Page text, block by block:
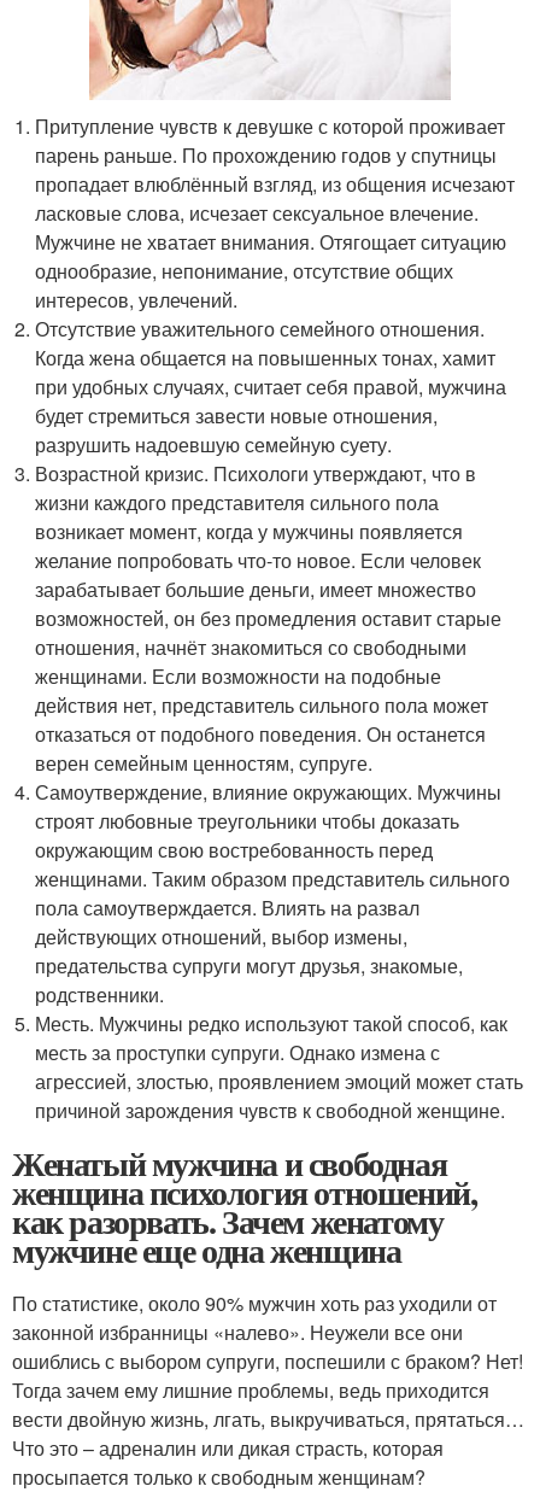
Притупление чувств к девушке с которой проживает
парень раньше. По прохождению годов у спутницы
пропадает влюблённый взгляд, из общения исчезают
ласковые слова, исчезает сексуальное влечение.
Мужчине не хватает внимания. Отягощает ситуацию
однообразие, непонимание, отсутствие общих
интересов, увлечений.
Отсутствие уважительного семейного отношения.
Когда жена общается на повышенных тонах, хамит
при удобных случаях, считает себя правой, мужчина
будет стремиться завести новые отношения,
разрушить надоевшую семейную суету.
Возрастной кризис. Психологи утверждают, что в
жизни каждого представителя сильного пола
возникает момент, когда у мужчины появляется
желание попробовать что-то новое. Если человек
зарабатывает большие деньги, имеет множество
возможностей, он без промедления оставит старые
отношения, начнёт знакомиться со свободными
женщинами. Если возможности на подобные
действия нет, представитель сильного пола может
отказаться от подобного поведения. Он останется
верен семейным ценностям, супруге.
Самоутверждение, влияние окружающих. Мужчины
строят любовные треугольники чтобы доказать
окружающим свою востребованность перед
женщинами. Таким образом представитель сильного
пола самоутверждается. Влиять на развал
действующих отношений, выбор измены,
предательства супруги могут друзья, знакомые,
родственники.
Месть. Мужчины редко используют такой способ, как
месть за проступки супруги. Однако измена с
агрессией, злостью, проявлением эмоций может стать
причиной зарождения чувств к свободной женщине.
Женатый мужчина и свободная
женщина психология отношений,
как разорвать. Зачем женатому
мужчине еще одна женщина
По статистике, около 90% мужчин хоть раз уходили от
законной избранницы «налево». Неужели все они
ошиблись с выбором супруги, поспешили с браком? Нет!
Тогда зачем ему лишние проблемы, ведь приходится
вести двойную жизнь, лгать, выкручиваться, прятаться…
Что это – адреналин или дикая страсть, которая
просыпается только к свободным женщинам?